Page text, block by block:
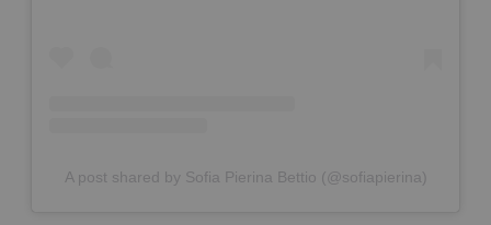
A post shared by Sofia Pierina Bettio (@sofiapierina)